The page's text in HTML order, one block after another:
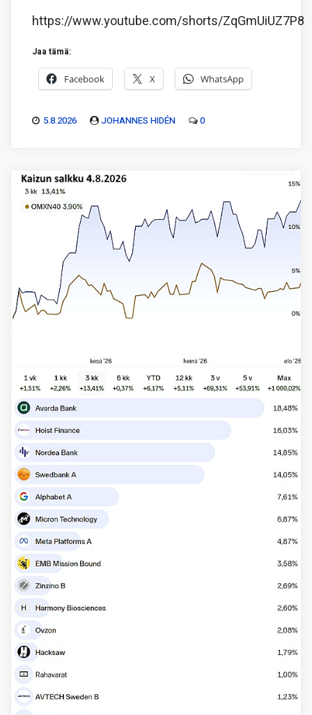
https://www.youtube.com/shorts/ZqGmUiUZ7P8
Jaa tämä:
Facebook X WhatsApp
5.8.2026 JOHANNES HIDÉN 0